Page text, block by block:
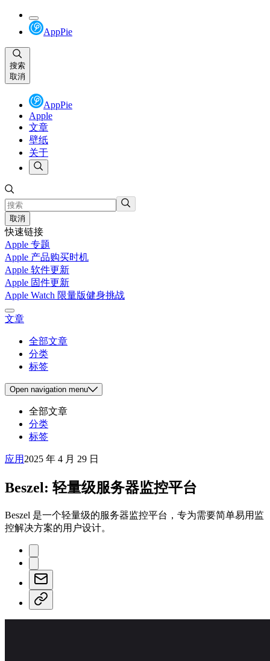
AppPie
搜索
取消
AppPie
Apple
文章
壁纸
关于
取消
快速链接
Apple 专题
Apple 产品购买时机
Apple 软件更新
Apple 固件更新
Apple Watch 限量版健身挑战
文章
全部文章
分类
标签
Open navigation menu
全部文章
分类
标签
应用 2025 年 4 月 29 日
Beszel: 轻量级服务器监控平台
Beszel 是一个轻量级的服务器监控平台，专为需要简单易用监
控解决方案的用户设计。